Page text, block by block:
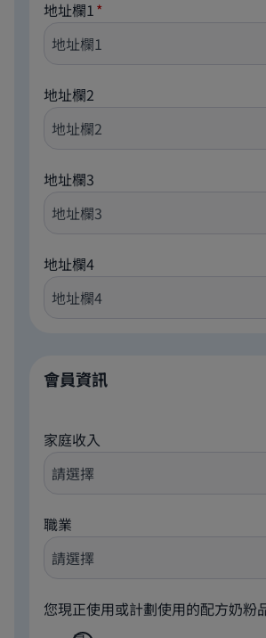
地址欄1
地址欄2
地址欄3
地址欄4
會員資訊
家庭收入
職業
您現正使用或計劃使用的配方奶粉